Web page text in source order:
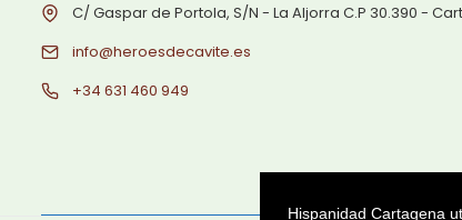
C/ Gaspar de Portola, S/N - La Aljorra C.P 30.390 -
info@heroesdecavite.es
+34 631 460 949
Hispanidad Cartagena